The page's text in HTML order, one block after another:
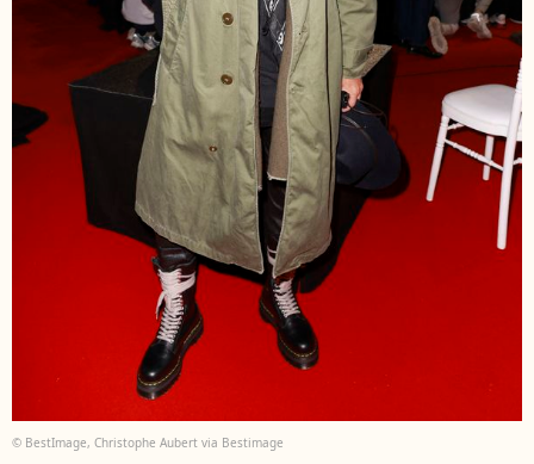
© BestImage, Christophe Aubert via Bestimage